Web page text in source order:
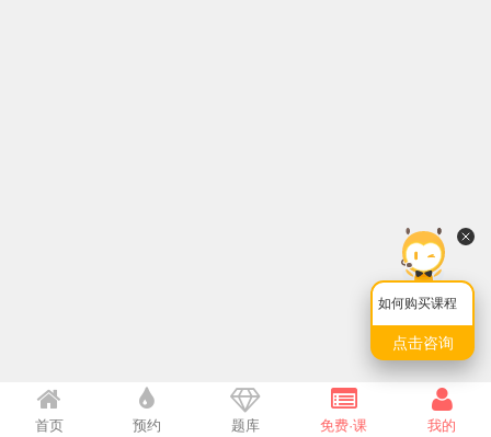
如何购买课程
点击咨询
首页 预约 题库 免费·课 我的